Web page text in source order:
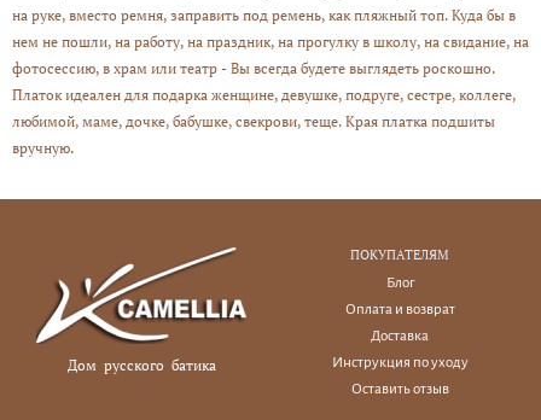
на руке, вместо ремня, заправить под ремень, как пляжный топ. Куда бы в
нем не пошли, на работу, на праздник, на прогулку в школу, на свидание, на
фотосессию, в храм или театр - Вы всегда будете выглядеть роскошно.
Платок идеален для подарка женщине, девушке, подруге, сестре, коллеге,
любимой, маме, дочке, бабушке, свекрови, теще. Края платка подшиты
вручную.
Дом русского батика
ПОКУПАТЕЛЯМ
Блог
Оплата и возврат
Доставка
Инструкция по уходу
Оставить отзыв